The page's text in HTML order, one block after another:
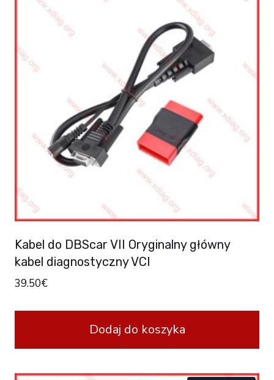
multiple
The
chosen
product
page
Kabel do DBScar VII Oryginalny główny
kabel diagnostyczny VCI
39.50€
Dodaj do koszyka